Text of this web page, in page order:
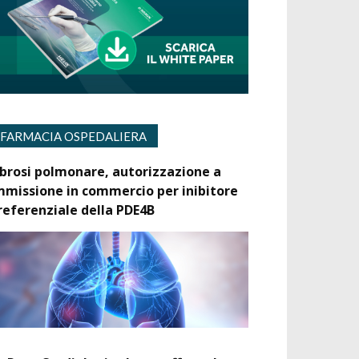
FARMACIA OSPEDALIERA
polmonare, autorizzazione a
in commercio per inibitore
della PDE4B